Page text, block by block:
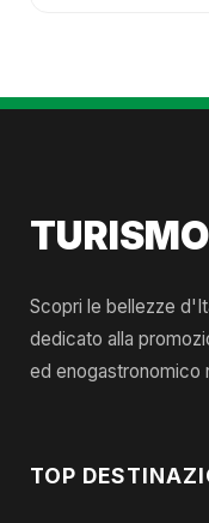
TURISMO
Scopri le bellezze
dedicato alla
ed enogastronomico
TOP